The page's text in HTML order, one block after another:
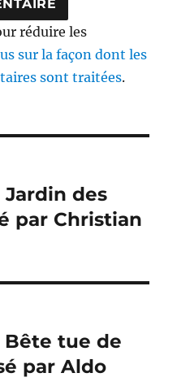
réduire les
sur la façon dont les
sont traitées.
Jardin des
par Christian
Bête tue de
par Aldo